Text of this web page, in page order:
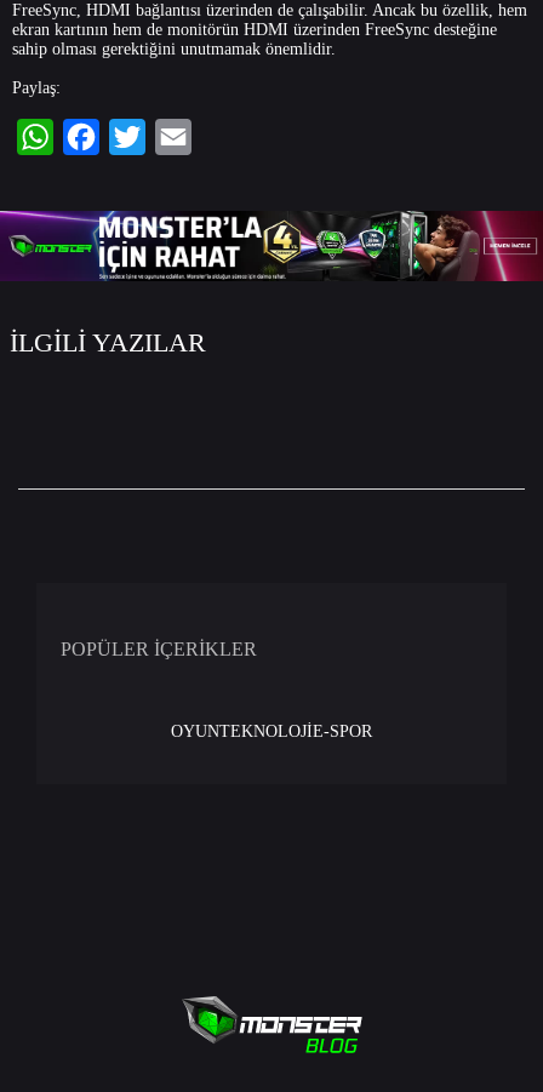
FreeSync, HDMI bağlantısı üzerinden de çalışabilir. Ancak bu özellik, hem
ekran kartının hem de monitörün HDMI üzerinden FreeSync desteğine
sahip olması gerektiğini unutmamak önemlidir.
Paylaş:
İLGİLİ YAZILAR
POPÜLER İÇERİKLER
OYUNTEKNOLOJİE-SPOR